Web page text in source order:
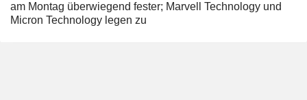
am Montag überwiegend fester; Marvell Technology und
Micron Technology legen zu